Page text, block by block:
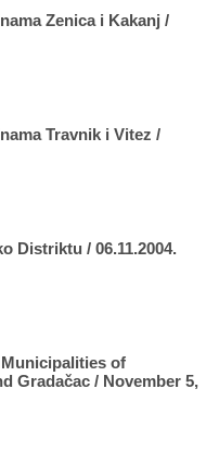
Zenica i Kakanj /
Travnik i Vitez /
Distriktu / 06.11.2004.
of
Gradačac / November 5,